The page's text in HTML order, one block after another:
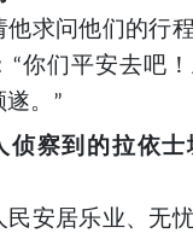
他求问他们的行
“你们平安去吧
。
”
侦察到的拉依
民安居乐业、无